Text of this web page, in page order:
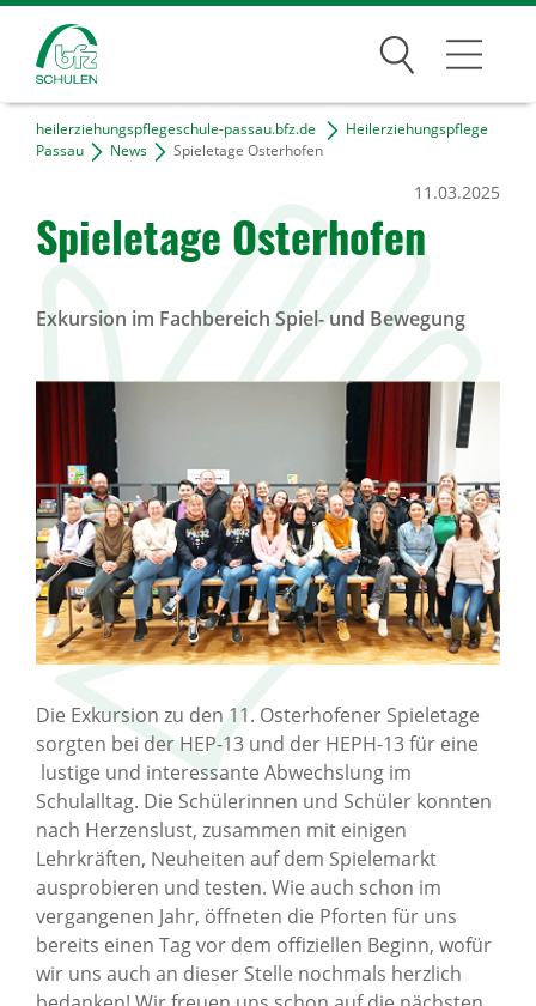
Suchen
Traumberufe
Infos
Jobs
Standorte
News Archiv
heilerziehungspflegeschule-passau.bfz.de
Heilerziehungspflege
Passau
News Spieletage Osterhofen
Spieletage Osterhofen
11.03.2025
Exkursion im Fachbereich Spiel- und Bewegung
Die Exkursion zu den 11. Osterhofener Spieletage
sorgten bei der HEP-13 und der HEPH-13 für eine
lustige und interessante Abwechslung im
Schulalltag. Die Schülerinnen und Schüler konnten
nach Herzenslust, zusammen mit einigen
Lehrkräften, Neuheiten auf dem Spielemarkt
ausprobieren und testen. Wie auch schon im
vergangenen Jahr, öffneten die Pforten für uns
bereits einen Tag vor dem offiziellen Beginn, wofür
wir uns auch an dieser Stelle nochmals herzlich